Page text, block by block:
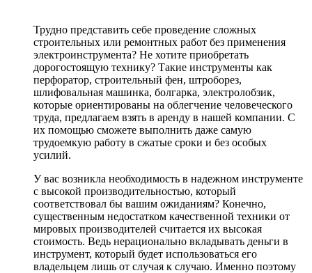
Трудно представить себе проведение сложных
строительных или ремонтных работ без применения
электроинструмента? Не хотите приобретать
дорогостоящую технику? Такие инструменты как
перфоратор, строительный фен, штроборез,
шлифовальная машинка, болгарка, электролобзик,
которые ориентированы на облегчение человеческого
труда, предлагаем взять в аренду в нашей компании. С
их помощью сможете выполнить даже самую
трудоемкую работу в сжатые сроки и без особых
усилий.
У вас возникла необходимость в надежном инструменте
с высокой производительностью, который
соответствовал бы вашим ожиданиям? Конечно,
существенным недостатком качественной техники от
мировых производителей считается их высокая
стоимость. Ведь нерационально вкладывать деньги в
инструмент, который будет использоваться его
владельцем лишь от случая к случаю. Именно поэтому